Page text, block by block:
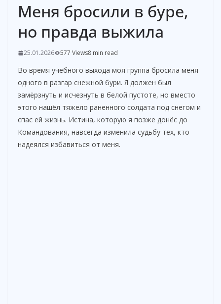
Меня бросили в буре,
но правда выжила
25.01.2026 577 Views8 min read
Во время учебного выхода моя группа бросила меня
одного в разгар снежной бури. Я должен был
замёрзнуть и исчезнуть в белой пустоте, но вместо
этого нашёл тяжело раненного солдата под снегом и
спас ей жизнь. Истина, которую я позже донёс до
Командования, навсегда изменила судьбу тех, кто
надеялся избавиться от меня.